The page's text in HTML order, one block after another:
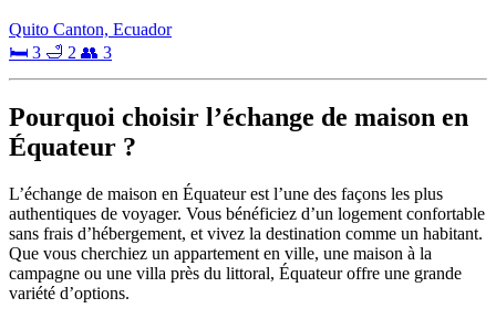
Quito Canton, Ecuador
🛏 3 🛁 2 👥 3
Pourquoi choisir l’échange de maison en
Équateur ?
L’échange de maison en Équateur est l’une des façons les plus
authentiques de voyager. Vous bénéficiez d’un logement confortable
sans frais d’hébergement, et vivez la destination comme un habitant.
Que vous cherchiez un appartement en ville, une maison à la
campagne ou une villa près du littoral, Équateur offre une grande
variété d’options.